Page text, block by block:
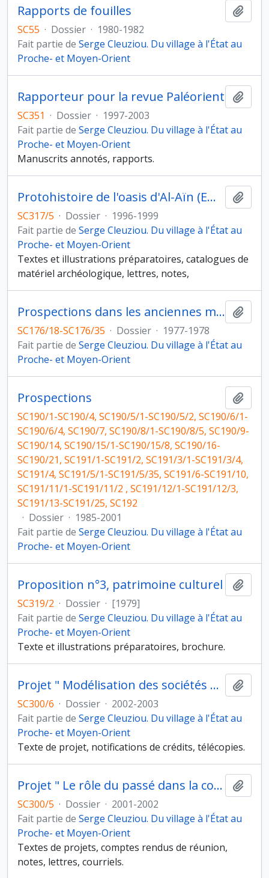
Rapports de fouilles
SC55 · Dossier · 1980-1982
Fait partie de Serge Cleuziou. Du village à l'État au
Proche- et Moyen-Orient
Rapporteur pour la revue Paléorient
SC351 · Dossier · 1997-2003
Fait partie de Serge Cleuziou. Du village à l'État au
Proche- et Moyen-Orient
Manuscrits annotés, rapports.
Protohistoire de l'oasis d'Al-Aïn (Emirat d'Abou Dhabi)
SC317/5 · Dossier · 1996-1999
Fait partie de Serge Cleuziou. Du village à l'État au
Proche- et Moyen-Orient
Textes et illustrations préparatoires, catalogues de
matériel archéologique, lettres, notes,
Prospections dans les anciennes mines de cuivre du Sultanat d'Oman
SC176/18-SC176/35 · Dossier · 1977-1978
Fait partie de Serge Cleuziou. Du village à l'État au
Proche- et Moyen-Orient
Prospections
SC190/1-SC190/4, SC190/5/1-SC190/5/2, SC190/6/1-
SC190/6/4, SC190/7, SC190/8/1-SC190/8/5, SC190/9-
SC190/14, SC190/15/1-SC190/15/8, SC190/16-
SC190/21, SC191/1-SC191/2, SC191/3/1-SC191/3/4,
SC191/4, SC191/5/1-SC191/5/35, SC191/6-SC191/10,
SC191/11/1-SC191/11/2 , SC191/12/1-SC191/12/3,
SC191/13-SC191/25, SC192
· Dossier · 1985-2001
Fait partie de Serge Cleuziou. Du village à l'État au
Proche- et Moyen-Orient
Proposition n°3, patrimoine culturel
SC319/2 · Dossier · [1979]
Fait partie de Serge Cleuziou. Du village à l'État au
Proche- et Moyen-Orient
Texte et illustrations préparatoires, brochure.
Projet " Modélisation des sociétés hétérarchiques de l'âge du Bronze du Sultanat d'Oman " (Action Concertée Incitative " Terrains, techniques, théories ")
SC300/6 · Dossier · 2002-2003
Fait partie de Serge Cleuziou. Du village à l'État au
Proche- et Moyen-Orient
Texte de projet, notifications de crédits, télécopies.
Projet " Le rôle du passé dans la construction des identités " (ACI " Science et société " du réseau des MSH)
SC300/5 · Dossier · 2001-2002
Fait partie de Serge Cleuziou. Du village à l'État au
Proche- et Moyen-Orient
Textes de projets, comptes rendus de réunion,
notes, lettres, courriels.